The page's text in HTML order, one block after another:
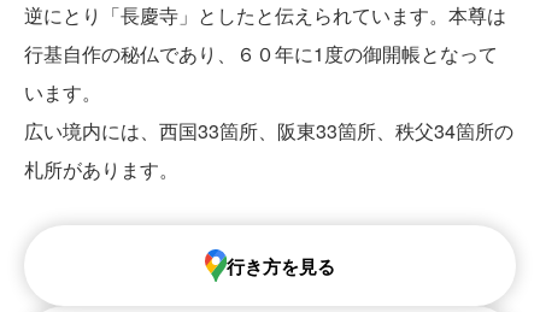
逆にとり「長慶寺」としたと伝えられています。本尊は
行基自作の秘仏であり、６０年に1度の御開帳となって
います。
広い境内には、西国33箇所、阪東33箇所、秩父34箇所の
札所があります。
行き方を見る